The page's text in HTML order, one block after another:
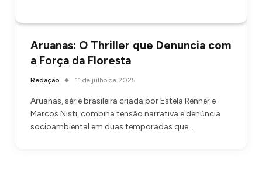
Aruanas: O Thriller que Denuncia com
a Força da Floresta
Redação 11 de julho de 2025
Aruanas, série brasileira criada por Estela Renner e
Marcos Nisti, combina tensão narrativa e denúncia
socioambiental em duas temporadas que…